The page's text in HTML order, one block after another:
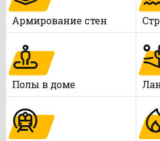
Армирование стен
Полы в доме